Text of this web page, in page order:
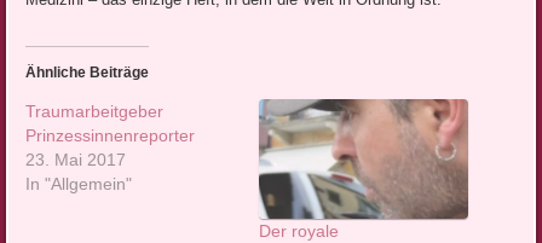
Ähnliche Beiträge
Traumarbeitgeber
Prinzessinnenreporter
23. Mai 2017
In "Allgemein"
Der royale